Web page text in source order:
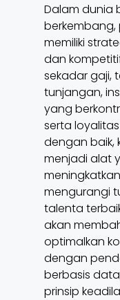
Dalam dunia
berkembang,
memiliki
dan
sekadar gaji,
tunjangan,
yang
serta
dengan baik,
menjadi alat
mengurangi
talenta
akan
optimalkan
dengan
berbasis
prinsip